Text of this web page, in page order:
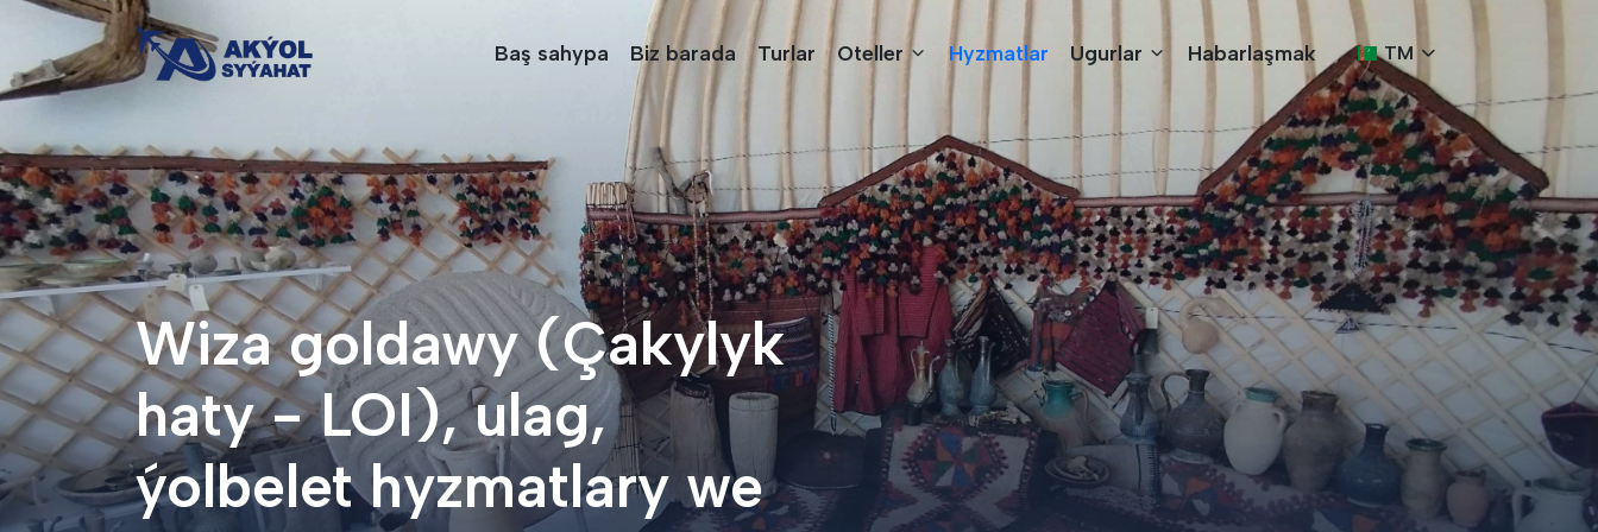
Baş sahypa Biz barada Turlar Oteller Hyzmatlar Ugurlar Habarlaşmak TM
Wiza goldawy (Çakylyk
haty - LOI), ulag,
ýolbelet hyzmatlary we